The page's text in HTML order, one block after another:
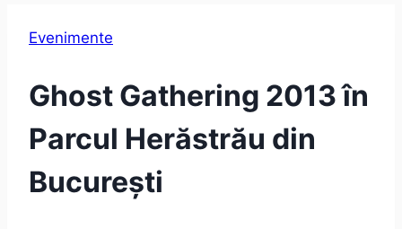
Evenimente
Ghost Gathering 2013 în
Parcul Herăstrău din
București